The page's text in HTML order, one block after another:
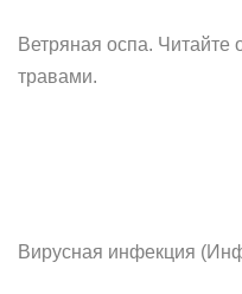
Ветряная оспа. Читайте
травами.
Вирусная инфекция